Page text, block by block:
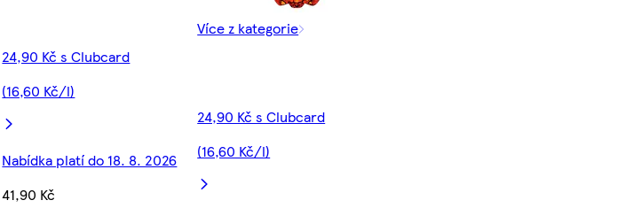
24,90 Kč s Clubcard
(16,60 Kč/l)
Nabídka platí do 18. 8. 2026
41,90 Kč
Více z kategorie
24,90 Kč s Clubcard
(16,60 Kč/l)